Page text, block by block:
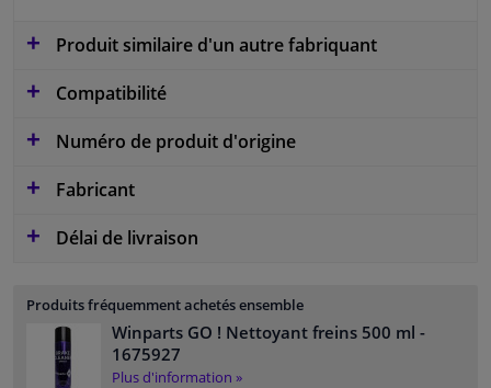
Produit similaire d'un autre fabriquant
Compatibilité
Numéro de produit d'origine
Fabricant
Délai de livraison
Produits fréquemment achetés ensemble
Winparts GO ! Nettoyant freins 500 ml -
1675927
Plus d'information »